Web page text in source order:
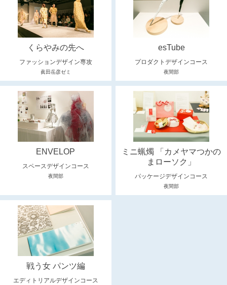
くらやみの先へ
ファッションデザイン専攻
眞田岳彦ゼミ
esTube
プロダクトデザインコース
夜間部
ENVELOP
スペースデザインコース
夜間部
ミニ蝋燭 「カメヤマつかの
まローソク」
パッケージデザインコース
夜間部
戦う女 パンツ編
エディトリアルデザインコース